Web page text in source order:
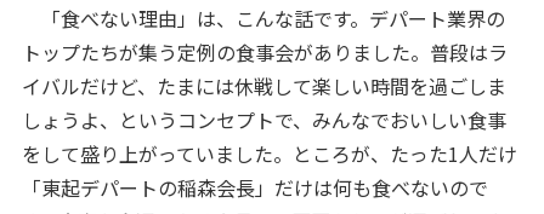
「食べない理由」は、こんな話です。デパート業界の
トップたちが集う定例の食事会がありました。普段はラ
イバルだけど、たまには休戦して楽しい時間を過ごしま
しょうよ、というコンセプトで、みんなでおいしい食事
をして盛り上がっていました。ところが、たった1人だけ
「東起デパートの稲森会長」だけは何も食べないので